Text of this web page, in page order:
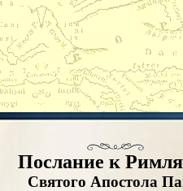
Послание к
Святого Апостола